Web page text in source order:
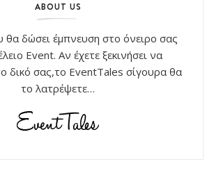
ABOUT US
δώσει έμπνευση στο όνειρο σας
Event. Αν έχετε ξεκινήσει να
δικό σας,το EventTales σίγουρα θα
το λατρέψετε…